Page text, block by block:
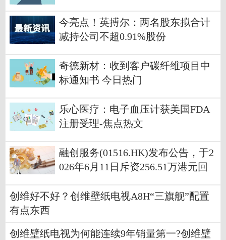
今亮点！英搏尔：两名股东拟合计
减持公司不超0.91%股份
奇德新材：收到客户碳纤维项目中
标通知书 今日热门
乐心医疗：电子血压计获美国FDA
注册受理-焦点热文
融创服务(01516.HK)发布公告，于2
026年6月11日斥资256.51万港元回
创维好不好？创维壁纸电视A8H“三旗舰”配置
有点东西
创维壁纸电视为何能连续9年销量第一?创维壁